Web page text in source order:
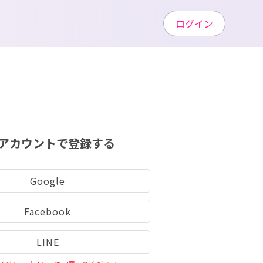
カウントで登録する
Google
Facebook
LINE
ログイン